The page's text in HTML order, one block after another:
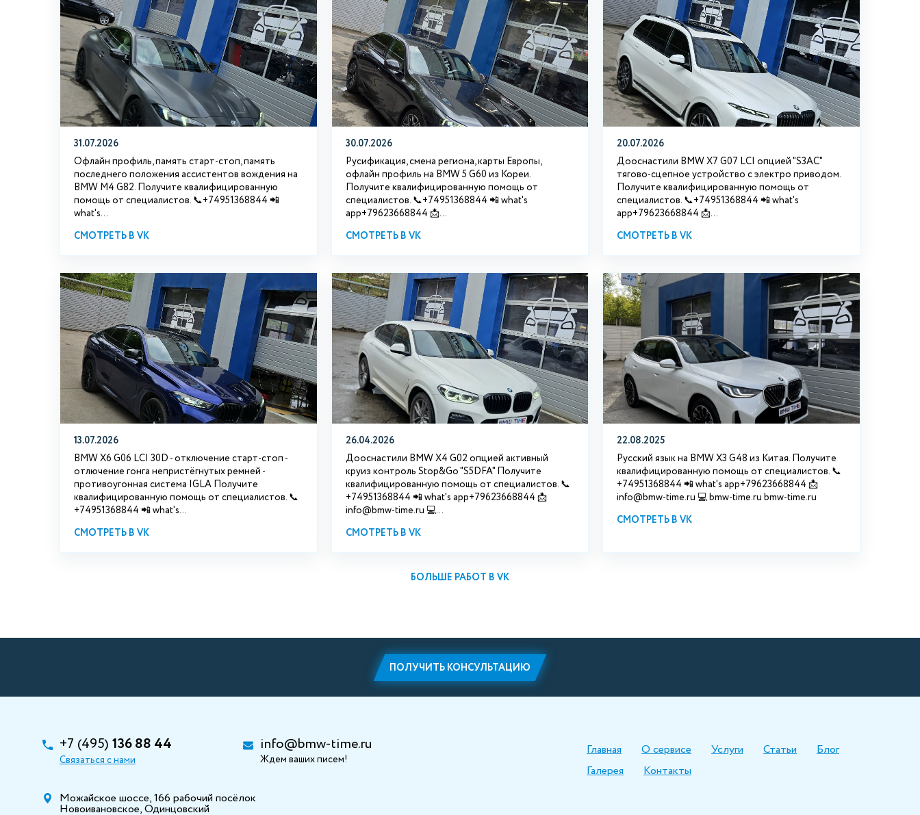
31.07.2026
Офлайн профиль, память старт-стоп, память
последнего положения ассистентов вождения на
BMW М4 G82. Получите квалифицированную
помощь от специалистов. 📞+74951368844 📲
what's...
СМОТРЕТЬ В VK
30.07.2026
Русификация, смена региона, карты Европы,
офлайн профиль на BMW 5 G60 из Кореи.
Получите квалифицированную помощь от
специалистов. 📞+74951368844 📲 what's
app+79623668844 📩...
СМОТРЕТЬ В VK
20.07.2026
Дооснастили BMW Х7 G07 LCI опцией "S3АС"
тягово-сцепное устройство с электро приводом.
Получите квалифицированную помощь от
специалистов. 📞+74951368844 📲 what's
app+79623668844 📩...
СМОТРЕТЬ В VK
13.07.2026
BMW X6 G06 LCI 30D - отключение старт-стоп -
отлючение гонга непристёгнутых ремней -
противоугонная система IGLA Получите
квалифицированную помощь от специалистов. 📞
+74951368844 📲 what's...
СМОТРЕТЬ В VK
26.04.2026
Дооснастили BMW X4 G02 опцией активный
круиз контроль Stop&Go "S5DFA" Получите
квалифицированную помощь от специалистов. 📞
+74951368844 📲 what's app+79623668844 📩
info@bmw-time.ru 💻...
СМОТРЕТЬ В VK
22.08.2025
Русский язык на BMW X3 G48 из Китая. Получите
квалифицированную помощь от специалистов. 📞
+74951368844 📲 what's app+79623668844 📩
info@bmw-time.ru 💻 bmw-time.ru bmw-time.ru
СМОТРЕТЬ В VK
БОЛЬШЕ РАБОТ В VK
ПОЛУЧИТЬ КОНСУЛЬТАЦИЮ
+7 (495) 136 88 44
Связаться с нами
info@bmw-time.ru
Ждем ваших писем!
Можайское шоссе, 166 рабочий посёлок
Новоивановское, Одинцовский
Главная О сервисе Услуги Статьи
Блог
Галерея
Контакты